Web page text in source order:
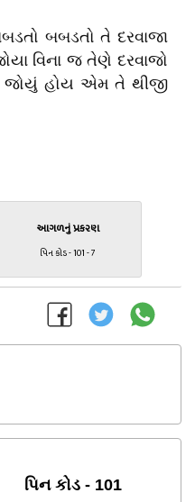
બબડતો તે દરવાજા
વિના જ તેણે દરવાજો
હોય એમ તે થીજી
આગળનું પ્રકરણ
પિન કોડ - 101 - 7
પિન કોડ - 101